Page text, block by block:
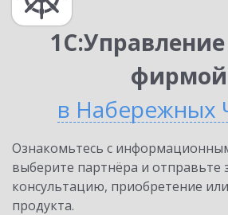
фирмой
в Набережных
Ознакомьтесь с
выберите партнёра и отправьте
консультацию, приобретение
продукта.